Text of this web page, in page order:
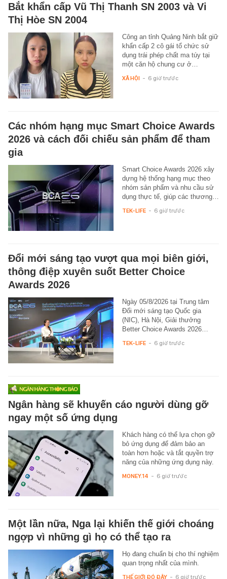
Bắt khẩn cấp Vũ Thị Thanh SN 2003 và Vi
Thị Hòe SN 2004
Công an tỉnh Quảng Ninh bắt giữ
khẩn cấp 2 cô gái tổ chức sử
dụng trái phép chất ma túy tại
một căn hộ chung cư ở…
XÃ HỘI - 6 giờ trước
Các nhóm hạng mục Smart Choice Awards
2026 và cách đối chiếu sản phẩm để tham
gia
Smart Choice Awards 2026 xây
dựng hệ thống hạng mục theo
nhóm sản phẩm và nhu cầu sử
dụng thực tế, giúp các thương…
TEK-LIFE - 6 giờ trước
Đổi mới sáng tạo vượt qua mọi biên giới,
thông điệp xuyên suốt Better Choice
Awards 2026
Ngày 05/8/2026 tại Trung tâm
Đổi mới sáng tạo Quốc gia
(NIC), Hà Nội, Giải thưởng
Better Choice Awards 2026…
TEK-LIFE - 6 giờ trước
Ngân hàng sẽ khuyến cáo người dùng gỡ
ngay một số ứng dụng
Khách hàng có thể lựa chọn gỡ
bỏ ứng dụng để đảm bảo an
toàn hơn hoặc và tắt quyền trợ
năng của những ứng dụng này.
MONEY.14 - 6 giờ trước
Một lần nữa, Nga lại khiến thế giới choáng
ngợp vì những gì họ có thể tạo ra
Họ đang chuẩn bị cho thí nghiệm
quan trọng nhất của mình.
THẾ GIỚI ĐÓ ĐÂY - 6 giờ trước